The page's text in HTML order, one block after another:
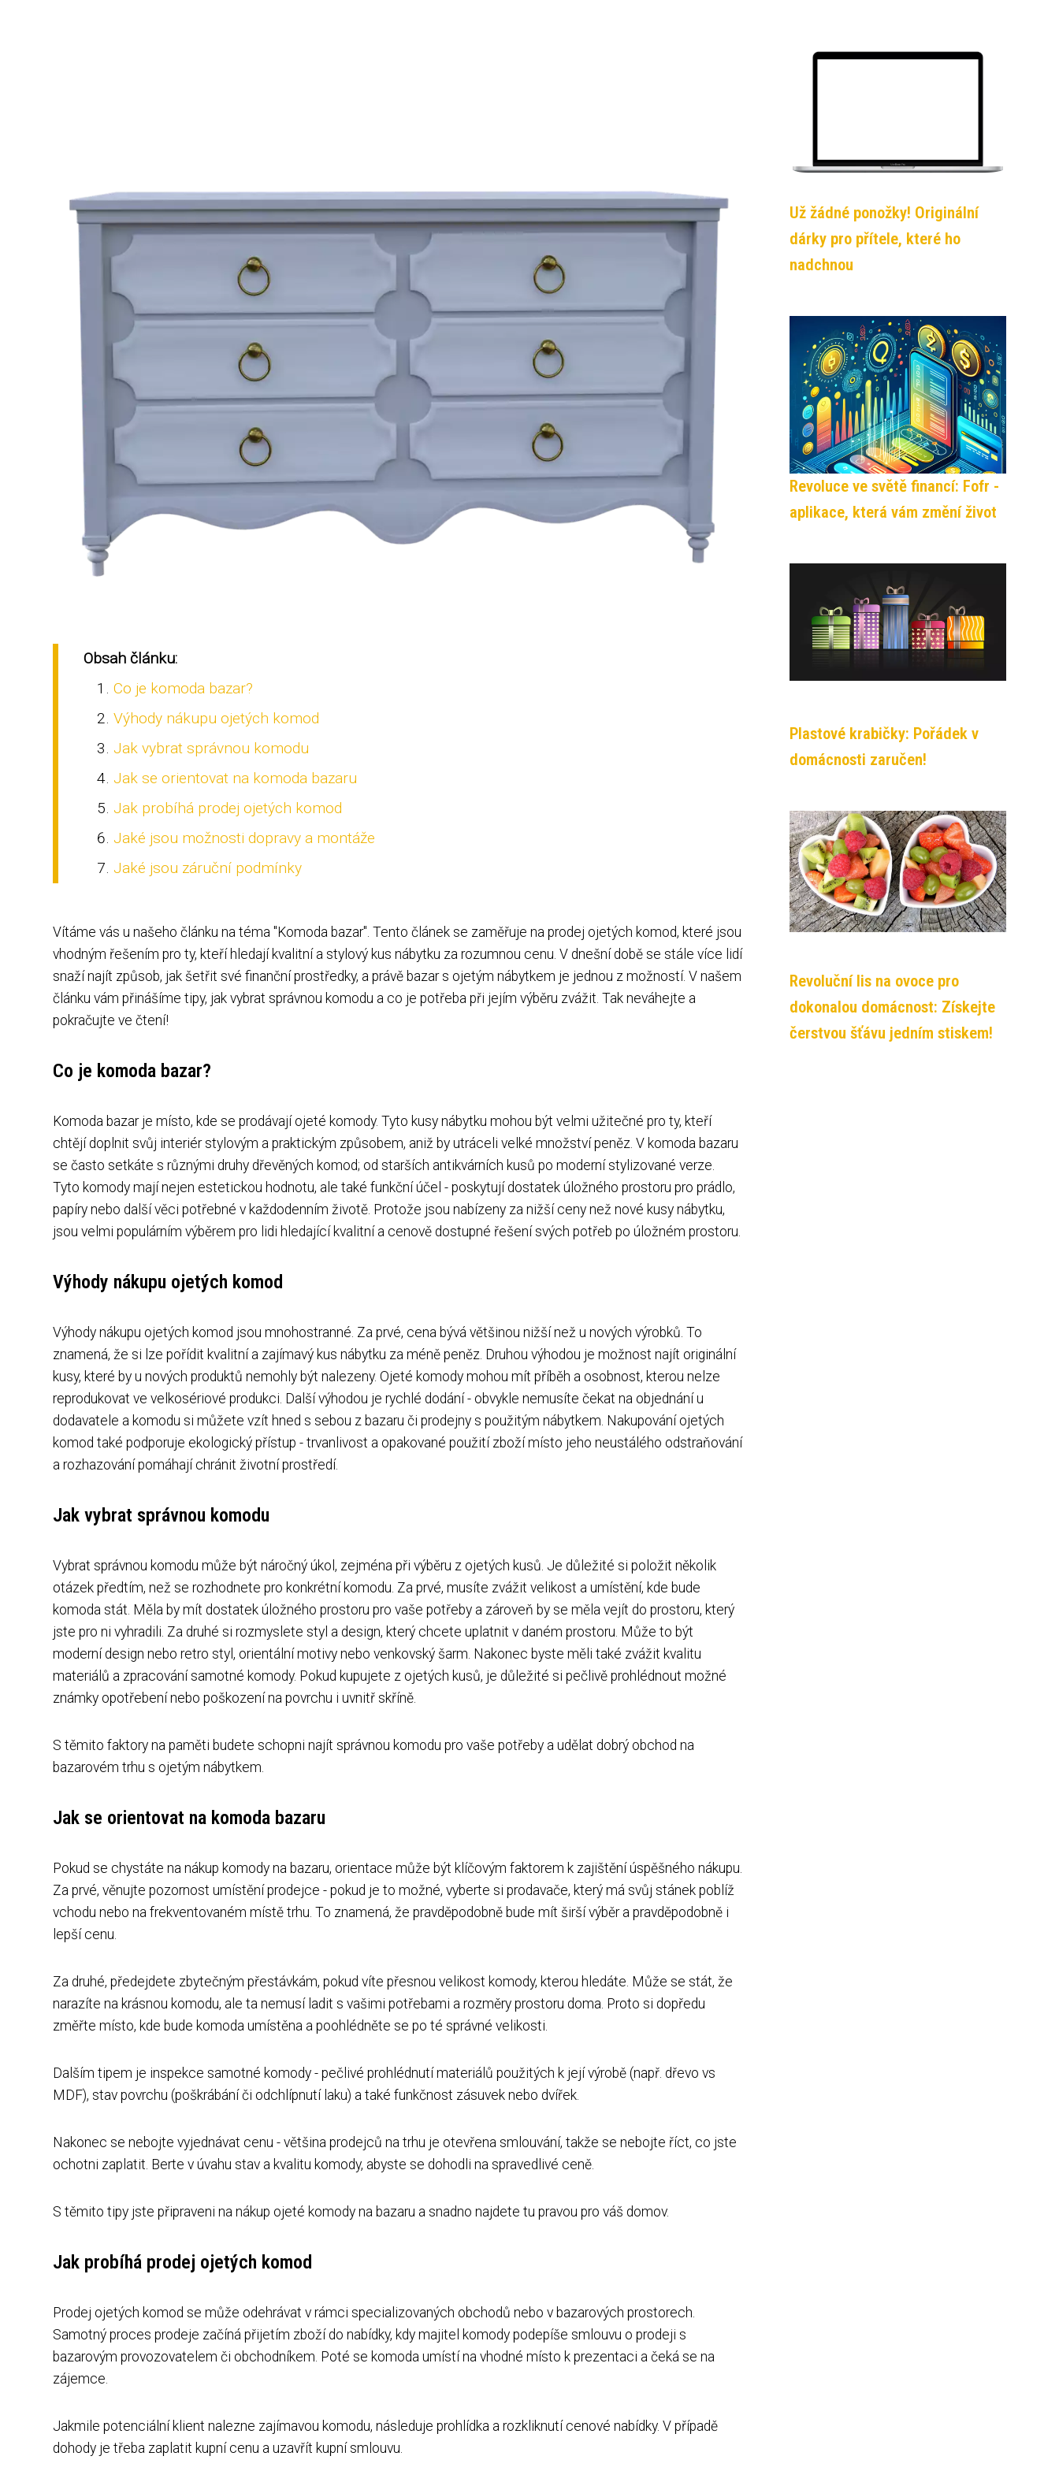
Obsah článku:
Co je komoda bazar?
Výhody nákupu ojetých komod
Jak vybrat správnou komodu
Jak se orientovat na komoda bazaru
Jak probíhá prodej ojetých komod
Jaké jsou možnosti dopravy a montáže
Jaké jsou záruční podmínky
Vítáme vás u našeho článku na téma "Komoda bazar". Tento článek se zaměřuje na prodej ojetých komod, které jsou
vhodným řešením pro ty, kteří hledají kvalitní a stylový kus nábytku za rozumnou cenu. V dnešní době se stále více lidí
snaží najít způsob, jak šetřit své finanční prostředky, a právě bazar s ojetým nábytkem je jednou z možností. V našem
článku vám přinášíme tipy, jak vybrat správnou komodu a co je potřeba při jejím výběru zvážit. Tak neváhejte a
pokračujte ve čtení!
Co je komoda bazar?
Komoda bazar je místo, kde se prodávají ojeté komody. Tyto kusy nábytku mohou být velmi užitečné pro ty, kteří
chtějí doplnit svůj interiér stylovým a praktickým způsobem, aniž by utráceli velké množství peněz. V komoda bazaru
se často setkáte s různými druhy dřevěných komod; od starších antikvárních kusů po moderní stylizované verze.
Tyto komody mají nejen estetickou hodnotu, ale také funkční účel - poskytují dostatek úložného prostoru pro prádlo,
papíry nebo další věci potřebné v každodenním životě. Protože jsou nabízeny za nižší ceny než nové kusy nábytku,
jsou velmi populárním výběrem pro lidi hledající kvalitní a cenově dostupné řešení svých potřeb po úložném prostoru.
Výhody nákupu ojetých komod
Výhody nákupu ojetých komod jsou mnohostranné. Za prvé, cena bývá většinou nižší než u nových výrobků. To
znamená, že si lze pořídit kvalitní a zajímavý kus nábytku za méně peněz. Druhou výhodou je možnost najít originální
kusy, které by u nových produktů nemohly být nalezeny. Ojeté komody mohou mít příběh a osobnost, kterou nelze
reprodukovat ve velkosériové produkci. Další výhodou je rychlé dodání - obvykle nemusíte čekat na objednání u
dodavatele a komodu si můžete vzít hned s sebou z bazaru či prodejny s použitým nábytkem. Nakupování ojetých
komod také podporuje ekologický přístup - trvanlivost a opakované použití zboží místo jeho neustálého odstraňování
a rozhazování pomáhají chránit životní prostředí.
Jak vybrat správnou komodu
Vybrat správnou komodu může být náročný úkol, zejména při výběru z ojetých kusů. Je důležité si položit několik
otázek předtím, než se rozhodnete pro konkrétní komodu. Za prvé, musíte zvážit velikost a umístění, kde bude
komoda stát. Měla by mít dostatek úložného prostoru pro vaše potřeby a zároveň by se měla vejít do prostoru, který
jste pro ni vyhradili. Za druhé si rozmyslete styl a design, který chcete uplatnit v daném prostoru. Může to být
moderní design nebo retro styl, orientální motivy nebo venkovský šarm. Nakonec byste měli také zvážit kvalitu
materiálů a zpracování samotné komody. Pokud kupujete z ojetých kusů, je důležité si pečlivě prohlédnout možné
známky opotřebení nebo poškození na povrchu i uvnitř skříně.
S těmito faktory na paměti budete schopni najít správnou komodu pro vaše potřeby a udělat dobrý obchod na
bazarovém trhu s ojetým nábytkem.
Jak se orientovat na komoda bazaru
Pokud se chystáte na nákup komody na bazaru, orientace může být klíčovým faktorem k zajištění úspěšného nákupu.
Za prvé, věnujte pozornost umístění prodejce - pokud je to možné, vyberte si prodavače, který má svůj stánek poblíž
vchodu nebo na frekventovaném místě trhu. To znamená, že pravděpodobně bude mít širší výběr a pravděpodobně i
lepší cenu.
Za druhé, předejdete zbytečným přestávkám, pokud víte přesnou velikost komody, kterou hledáte. Může se stát, že
narazíte na krásnou komodu, ale ta nemusí ladit s vašimi potřebami a rozměry prostoru doma. Proto si dopředu
změřte místo, kde bude komoda umístěna a poohlédněte se po té správné velikosti.
Dalším tipem je inspekce samotné komody - pečlivé prohlédnutí materiálů použitých k její výrobě (např. dřevo vs
MDF), stav povrchu (poškrábání či odchlípnutí laku) a také funkčnost zásuvek nebo dvířek.
Nakonec se nebojte vyjednávat cenu - většina prodejců na trhu je otevřena smlouvání, takže se nebojte říct, co jste
ochotni zaplatit. Berte v úvahu stav a kvalitu komody, abyste se dohodli na spravedlivé ceně.
S těmito tipy jste připraveni na nákup ojeté komody na bazaru a snadno najdete tu pravou pro váš domov.
Jak probíhá prodej ojetých komod
Prodej ojetých komod se může odehrávat v rámci specializovaných obchodů nebo v bazarových prostorech.
Samotný proces prodeje začíná přijetím zboží do nabídky, kdy majitel komody podepíše smlouvu o prodeji s
bazarovým provozovatelem či obchodníkem. Poté se komoda umístí na vhodné místo k prezentaci a čeká se na
zájemce.
Jakmile potenciální klient nalezne zajímavou komodu, následuje prohlídka a rozkliknutí cenové nabídky. V případě
dohody je třeba zaplatit kupní cenu a uzavřít kupní smlouvu.
Už žádné ponožky! Originální
dárky pro přítele, které ho
nadchnou
Revoluce ve světě financí: Fofr -
aplikace, která vám změní život
Plastové krabičky: Pořádek v
domácnosti zaručen!
Revoluční lis na ovoce pro
dokonalou domácnost: Získejte
čerstvou šťávu jedním stiskem!